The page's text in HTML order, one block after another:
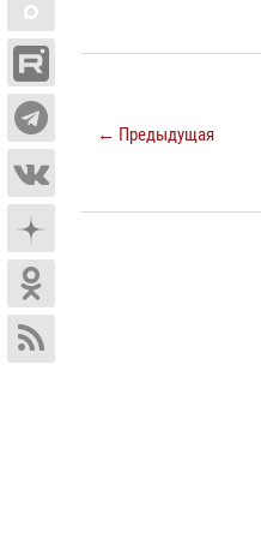
← Предыдущая